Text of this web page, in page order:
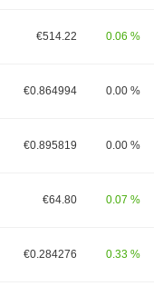
€514.22 0.06 %
€0.864994 0.00 %
€0.895819 0.00 %
€64.80 0.07 %
€0.284276 0.33 %